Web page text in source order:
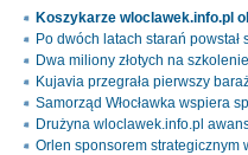
Koszykarze wloclawek.info.pl
Po dwóch latach starań powstał
Dwa miliony złotych na
Kujavia przegrała pierwszy
Samorząd Włocławka wspiera
Drużyna wloclawek.info.pl
Orlen sponsorem strategicznym